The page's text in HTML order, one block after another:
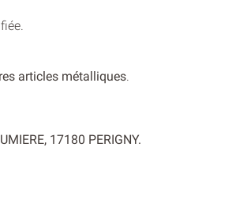
articles métalliques.
17180 PERIGNY.